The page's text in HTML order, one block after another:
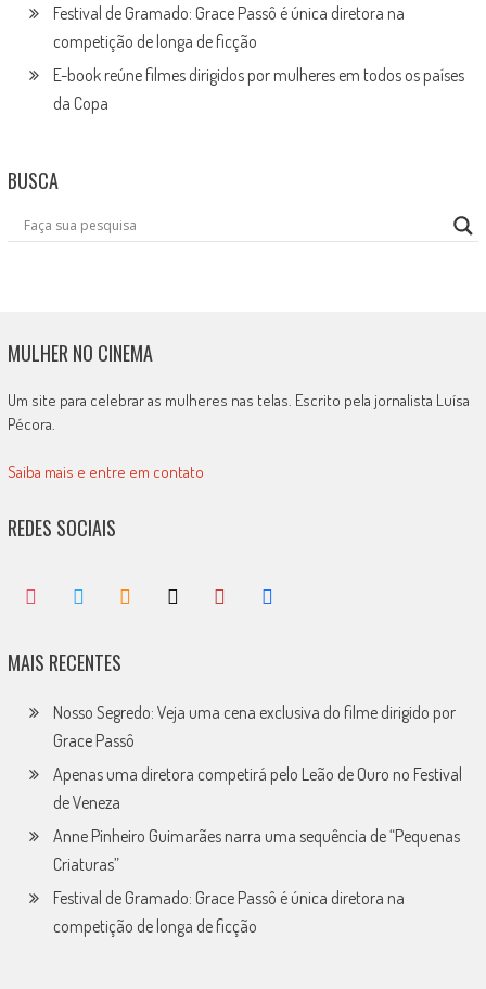
Festival de Gramado: Grace Passô é única diretora na
competição de longa de ficção
E-book reúne filmes dirigidos por mulheres em todos os países
da Copa
BUSCA
MULHER NO CINEMA
Um site para celebrar as mulheres nas telas. Escrito pela jornalista Luísa
Pécora.
Saiba mais e entre em contato
REDES SOCIAIS
MAIS RECENTES
Nosso Segredo: Veja uma cena exclusiva do filme dirigido por
Grace Passô
Apenas uma diretora competirá pelo Leão de Ouro no Festival
de Veneza
Anne Pinheiro Guimarães narra uma sequência de “Pequenas
Criaturas”
Festival de Gramado: Grace Passô é única diretora na
competição de longa de ficção